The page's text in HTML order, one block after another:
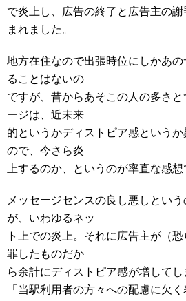
で炎上し、広告の終了と広告主の
まれました。
地方在住なので出張時位にしかあ
ることはないの
ですが、昔からあそこの人の多さ
ージは、近未来
的というかディストピア感という
ので、今さら炎
上するのか、というのが率直な感想
メッセージセンスの良し悪しとい
が、いわゆるネッ
ト上での炎上。それに広告主が（
罪したものだか
ら余計にディストピア感が増してし
「当駅利用者の方々への配慮に欠